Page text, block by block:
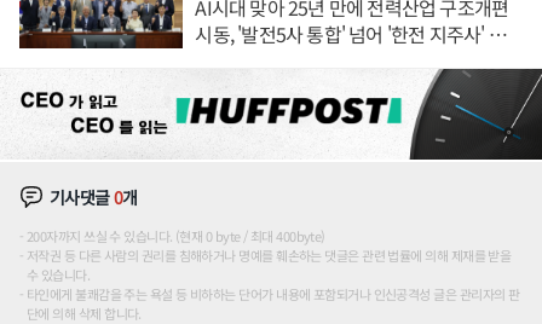
AI시대 맞아 25년 만에 전력산업 구조개편
시동, '발전5사 통합' 넘어 '한전 지주사' 재편
기사댓글0개
200자까지 쓰실 수 있습니다. (현재 0 byte / 최대 400byte)
저작권 등 다른 사람의 권리를 침해하거나 명예를 훼손하는 댓글은 관련 법률에 의해 제재를 받을
수 있습니다.
타인에게 불쾌감을 주는 욕설 등 비하하는 단어가 내용에 포함되거나 인신공격성 글은 관리자의 판
단에 의해 삭제 합니다.